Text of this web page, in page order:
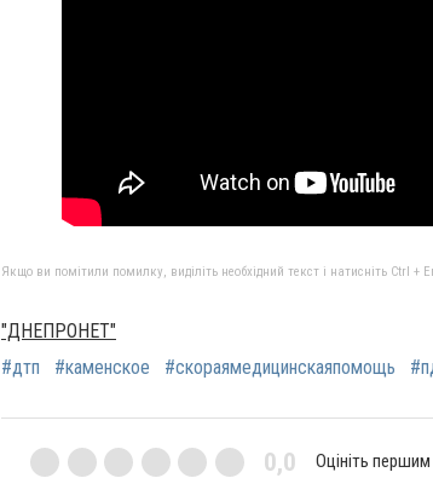
Якщо ви помітили помилку, виділіть необхідний текст і натисніть Ctrl +
"ДНЕПРОНЕТ"
#дтп
#каменское #скораямедицинскаяпомощь
0,0 Оцініть першим